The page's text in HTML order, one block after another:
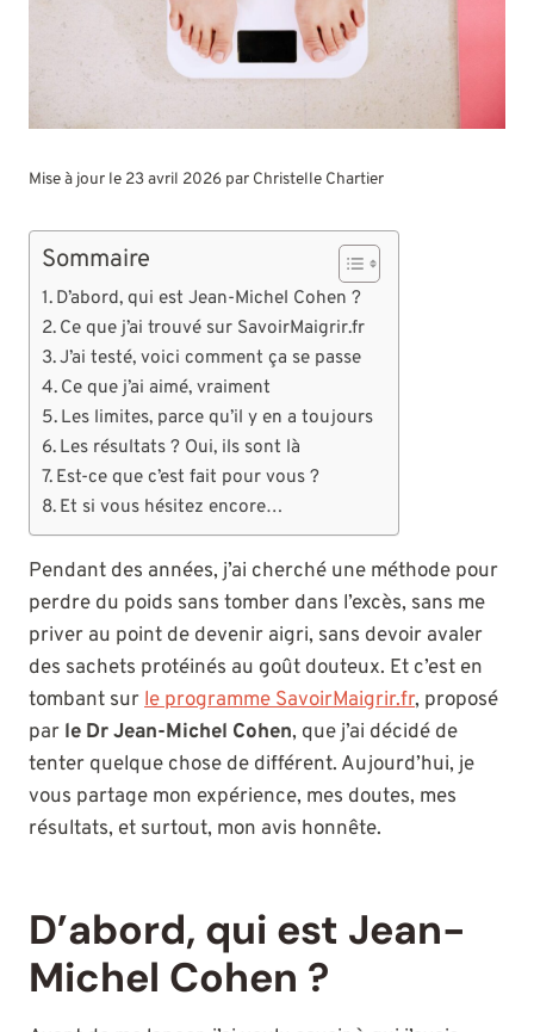
Mise à jour le 23 avril 2026 par Christelle Chartier
Sommaire
D’abord, qui est Jean-Michel Cohen ?
Ce que j’ai trouvé sur SavoirMaigrir.fr
J’ai testé, voici comment ça se passe
Ce que j’ai aimé, vraiment
Les limites, parce qu’il y en a toujours
Les résultats ? Oui, ils sont là
Est-ce que c’est fait pour vous ?
Et si vous hésitez encore…
Pendant des années, j’ai cherché une méthode pour
perdre du poids sans tomber dans l’excès, sans me
priver au point de devenir aigri, sans devoir avaler
des sachets protéinés au goût douteux. Et c’est en
tombant surle programme SavoirMaigrir.fr, proposé
par le Dr Jean-Michel Cohen, que j’ai décidé de
tenter quelque chose de différent. Aujourd’hui, je
vous partage mon expérience, mes doutes, mes
résultats, et surtout, mon avis honnête.
D’abord, qui est Jean-
Michel Cohen ?